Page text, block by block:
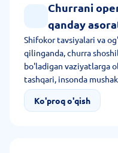
Churrani
qanday
Shifokor tavsiyalari va
qilinganda, churra
bo'ladigan vaziyatlarga
tashqari, insonda
progressi, nogironlik
Ko'proq o'qish